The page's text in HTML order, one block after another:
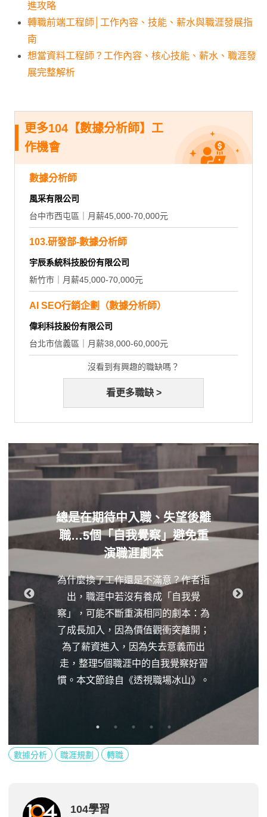
進攻略
轉職前端工程師│工作內容、技能、薪水與職涯發展指
南
想當資料工程師？工作內容、核心技能、薪水、職涯發
展完整解析
更多104【數據分析師】工
作機會
數據分析師
風采有限公司
台中市西屯區｜月薪45,000-70,000元
103.研發部-數據分析師
宇辰系統科技股份有限公司
新竹市｜月薪45,000-70,000元
AI SEO行銷企劃（數據分析師）
偉利科技股份有限公司
台北市信義區｜月薪38,000-60,000元
沒看到有興趣的職缺嗎？
看更多職缺 >
總是在期待中入職、失望後離
職…5個「自我覺察」避免重
演職涯劇本
為什麼換了工作還是不滿意？作者指
出，職涯中若沒有養成「自我覺
察」，可能不斷重演相同的劇本：為
了成長加入，因為價值觀衝突離開；
為了薪資進入，因為失去意義而出
走，整理5個職涯中的自我覺察好習
慣。本文節錄自《透視職場冰山》。
數據分析 職涯規劃 轉職
104學習